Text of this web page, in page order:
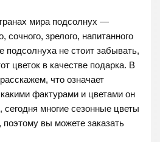
мира подсолнух —
сочного, зрелого, напитанного
подсолнуха не стоит забывать,
цветок в качестве подарка. В
что означает
фактурами и цветами он
сегодня многие сезонные цветы
поэтому вы можете заказать